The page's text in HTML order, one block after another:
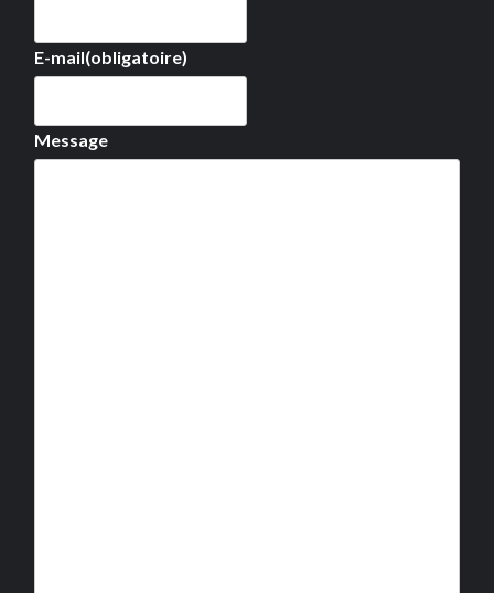
E-mail(obligatoire)
Message